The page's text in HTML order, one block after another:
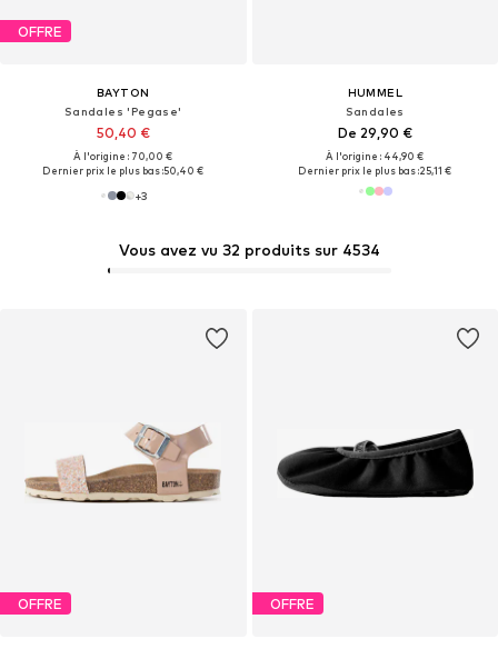
OFFRE
BAYTON
Sandales 'Pegase'
50,40 €
À l'origine : 70,00 €
Dernier prix le plus bas :50,40 €
+3
HUMMEL
Sandales
De 29,90 €
À l'origine : 44,90 €
Dernier prix le plus bas :25,11 €
Vous avez vu 32 produits sur 4534
OFFRE OFFRE